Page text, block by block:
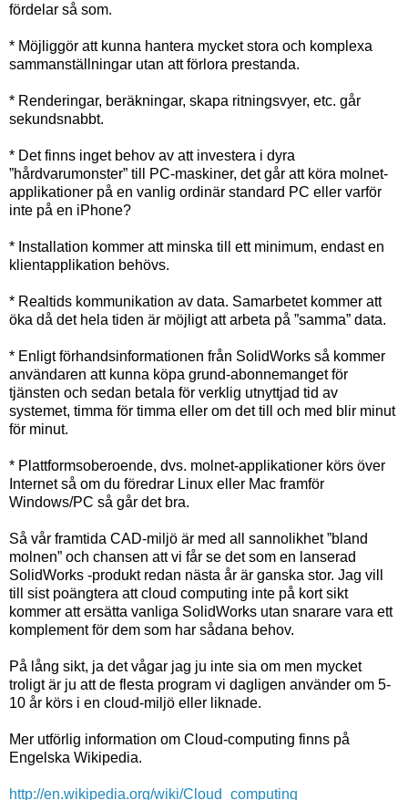
fördelar så som.
* Möjliggör att kunna hantera mycket stora och komplexa
sammanställningar utan att förlora prestanda.
* Renderingar, beräkningar, skapa ritningsvyer, etc. går
sekundsnabbt.
* Det finns inget behov av att investera i dyra
”hårdvarumonster” till PC-maskiner, det går att köra molnet-
applikationer på en vanlig ordinär standard PC eller varför
inte på en iPhone?
* Installation kommer att minska till ett minimum, endast en
klientapplikation behövs.
* Realtids kommunikation av data. Samarbetet kommer att
öka då det hela tiden är möjligt att arbeta på ”samma” data.
* Enligt förhandsinformationen från SolidWorks så kommer
användaren att kunna köpa grund-abonnemanget för
tjänsten och sedan betala för verklig utnyttjad tid av
systemet, timma för timma eller om det till och med blir minut
för minut.
* Plattformsoberoende, dvs. molnet-applikationer körs över
Internet så om du föredrar Linux eller Mac framför
Windows/PC så går det bra.
Så vår framtida CAD-miljö är med all sannolikhet ”bland
molnen” och chansen att vi får se det som en lanserad
SolidWorks -produkt redan nästa år är ganska stor. Jag vill
till sist poängtera att cloud computing inte på kort sikt
kommer att ersätta vanliga SolidWorks utan snarare vara ett
komplement för dem som har sådana behov.
På lång sikt, ja det vågar jag ju inte sia om men mycket
troligt är ju att de flesta program vi dagligen använder om 5-
10 år körs i en cloud-miljö eller liknade.
Mer utförlig information om Cloud-computing finns på
Engelska Wikipedia.
http://en.wikipedia.org/wiki/Cloud_computing